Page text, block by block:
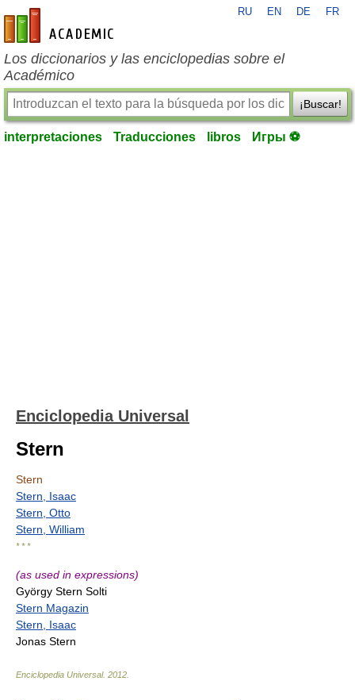
es-academic.com
RU EN DE FR
Los diccionarios y las enciclopedias sobre el
Académico
¡Buscar!
interpretaciones Traducciones libros Игры ⚽
Enciclopedia Universal
Stern
Stern
Stern, Isaac
Stern, Otto
Stern, William
* * *
(as used in expressions)
György Stern Solti
Stern Magazin
Stern, Isaac
Jonas Stern
Enciclopedia Universal. 2012